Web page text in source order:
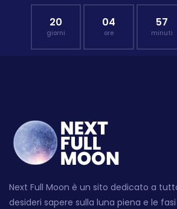
20
giorni
04
ore
57
minuti
Next Full Moon è un sito dedicato a
desideri sapere sulla luna piena e le